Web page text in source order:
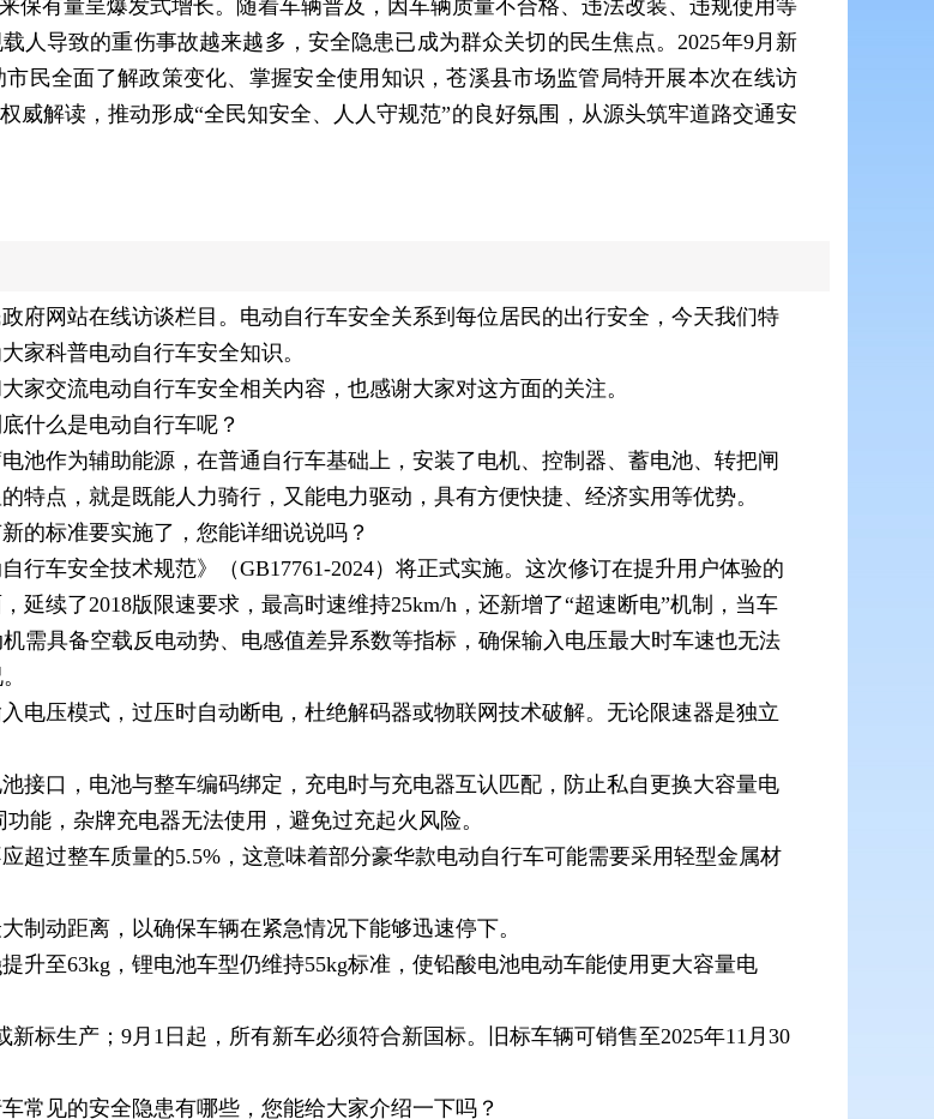
保有量呈爆发式增长。随着车辆普及，因车辆质量不合格、违法改装、违规使用等
人导致的重伤事故越来越多，安全隐患已成为群众关切的民生焦点。2025年9月新
民全面了解政策变化、掌握安全使用知识，苍溪县市场监管局特开展本次在线访
威解读，推动形成“全民知安全、人人守规范”的良好氛围，从源头筑牢道路交通安
府网站在线访谈栏目。电动自行车安全关系到每位居民的出行安全，今天我们特
家科普电动自行车安全知识。
家交流电动自行车安全相关内容，也感谢大家对这方面的关注。
什么是电动自行车呢？
池作为辅助能源，在普通自行车基础上，安装了电机、控制器、蓄电池、转把闸
特点，就是既能人力骑行，又能电力驱动，具有方便快捷、经济实用等优势。
的标准要实施了，您能详细说说吗？
行车安全技术规范》（GB17761-2024）将正式实施。这次修订在提升用户体验的
延续了2018版限速要求，最高时速维持25km/h，还新增了“超速断电”机制，当车
需具备空载反电动势、电感值差异系数等指标，确保输入电压最大时车速也无法
电压模式，过压时自动断电，杜绝解码器或物联网技术破解。无论限速器是独立
接口，电池与整车编码绑定，充电时与充电器互认匹配，防止私自更换大容量电
能，杂牌充电器无法使用，避免过充起火风险。
超过整车质量的5.5%，这意味着部分豪华款电动自行车可能需要采用轻型金属材
制动距离，以确保车辆在紧急情况下能够迅速停下。
升至63kg，锂电池车型仍维持55kg标准，使铅酸电池电动车能使用更大容量电
标生产；9月1日起，所有新车必须符合新国标。旧标车辆可销售至2025年11月30
常见的安全隐患有哪些，您能给大家介绍一下吗？